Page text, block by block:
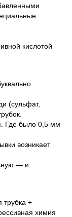
кислотой
(сульфат,
Где было 0,5 мм
возникает
— и
трубка +
химия